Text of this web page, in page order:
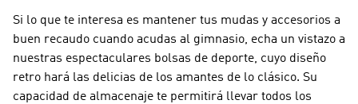
Si lo que te interesa es mantener tus mudas y accesorios a
buen recaudo cuando acudas al gimnasio, echa un vistazo a
nuestras espectaculares bolsas de deporte, cuyo diseño
retro hará las delicias de los amantes de lo clásico. Su
capacidad de almacenaje te permitirá llevar todos los